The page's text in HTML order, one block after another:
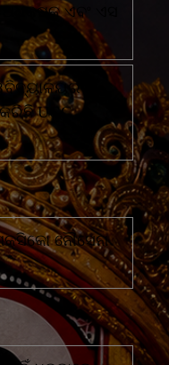
ଏବଂ ଏସ
UGC
ନୌସେନା